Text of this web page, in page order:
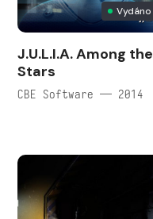
Vydáno
J.U.L.I.A. Among the
Stars
CBE Software — 2014